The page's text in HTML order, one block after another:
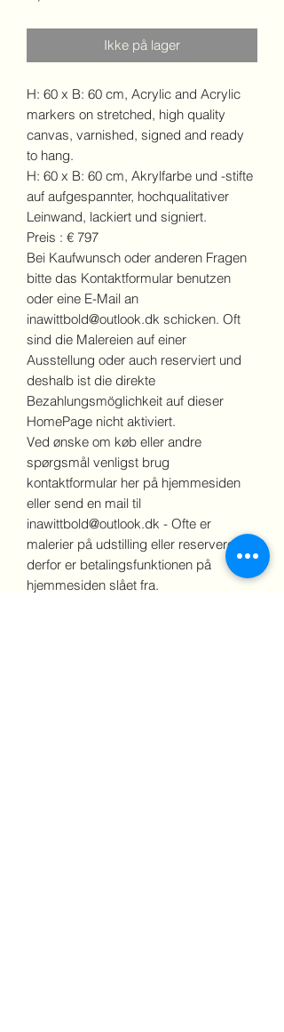
Ikke på lager
H: 60 x B: 60 cm, Acrylic and Acrylic
markers on stretched, high quality
canvas, varnished, signed and ready
to hang.
H: 60 x B: 60 cm, Akrylfarbe und -stifte
auf aufgespannter, hochqualitativer
Leinwand, lackiert und signiert.
Preis : € 797
Bei Kaufwunsch oder anderen Fragen
bitte das Kontaktformular benutzen
oder eine E-Mail an
inawittbold@outlook.dk schicken. Oft
sind die Malereien auf einer
Ausstellung oder auch reserviert und
deshalb ist die direkte
Bezahlungsmöglichkeit auf dieser
HomePage nicht aktiviert.
Ved ønske om køb eller andre
spørgsmål venligst brug
kontaktformular her på hjemmesiden
eller send en mail til
inawittbold@outlook.dk - Ofte er
malerier på udstilling eller reserveret og
derfor er betalingsfunktionen på
hjemmesiden slået fra.